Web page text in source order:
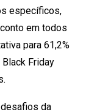
específicos,
em todos
para 61,2%
Friday
da